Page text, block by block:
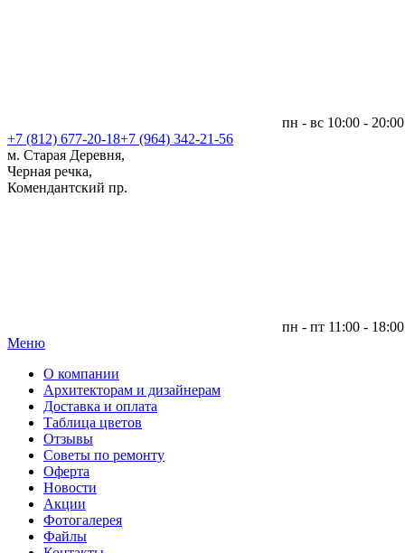
пн - вс 10:00 - 20:00
+7 (812) 677-20-18+7 (964) 342-21-56
м. Старая Деревня,
Черная речка,
Комендантский пр.
пн - пт 11:00 - 18:00
Меню|
О компании
Архитекторам и дизайнерам
Доставка и оплата
Таблица цветов
Отзывы
Советы по ремонту
Оферта
Новости
Акции
Фотогалерея
Файлы